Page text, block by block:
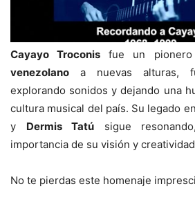
Cayayo Troconis fue un
venezolano a nuevas alturas,
explorando sonidos y dejando una
cultura musical del país. Su legado en
y Dermis Tatú sigue
importancia de su visión y
No te pierdas este homenaje